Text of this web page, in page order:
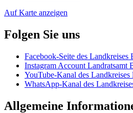
Auf Karte anzeigen
Folgen Sie uns
Facebook-Seite des Landkreises
Instagram Account Landratsamt
YouTube-Kanal des Landkreises
WhatsApp-Kanal des
Allgemeine